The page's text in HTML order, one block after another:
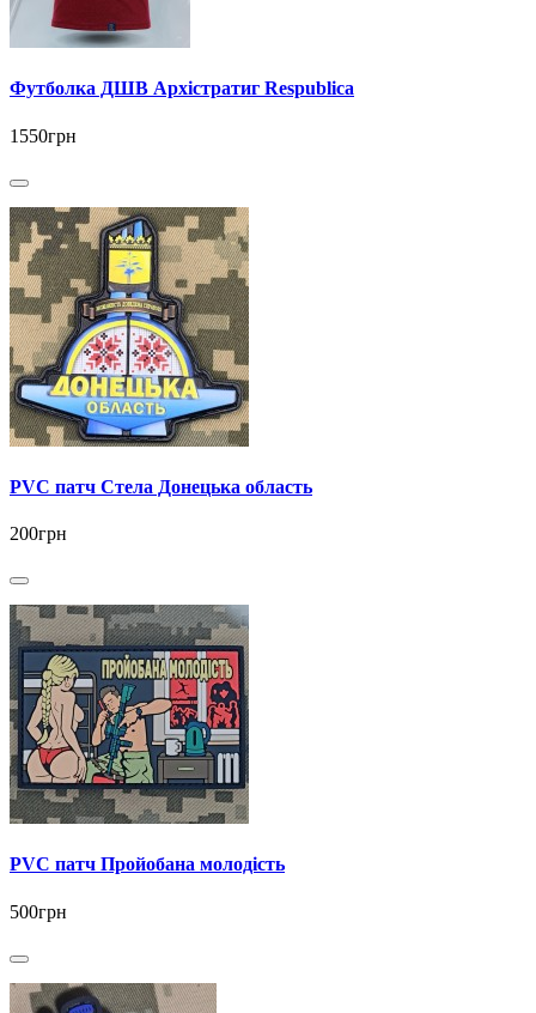
Футболка ДШВ Архістратиг Respublica
1550грн
PVC патч Стела Донецька область
200грн
PVC патч Пройобана молодість
500грн